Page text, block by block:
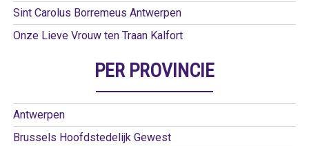
Sint Carolus Borremeus Antwerpen
Onze Lieve Vrouw ten Traan Kalfort
PER PROVINCIE
Antwerpen
Brussels Hoofdstedelijk Gewest